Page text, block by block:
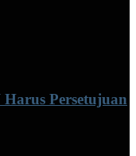
Persetujuan